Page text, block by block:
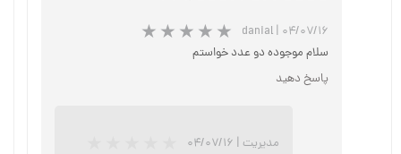
danial | ۰۴/۰۷/۱۶
سلام موجوده دو عدد خواستم
پاسخ دهید
مدیریت | ۰۴/۰۷/۱۶